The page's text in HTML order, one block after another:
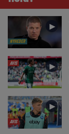
NYHEDER
►
AVIS ►
AVIS
►